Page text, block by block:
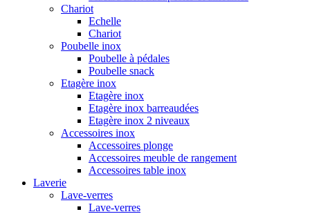
Chariot
Echelle
Chariot
Poubelle inox
Poubelle à pédales
Poubelle snack
Etagère inox
Etagère inox
Etagère inox barreaudées
Etagère inox 2 niveaux
Accessoires inox
Accessoires plonge
Accessoires meuble de rangement
Accessoires table inox
Laverie
Lave-verres
Lave-verres